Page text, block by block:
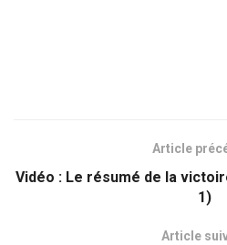
Article
Vidéo : Le résumé de la
1)
Article